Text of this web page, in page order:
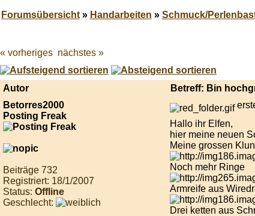
Forumsübersicht» Handarbeiten » Schmuck/
Best
online
live
casino
« vorheriges nächstes »
Autor
Betreff: Bin
Betorres2000
Posting Freak
Beiträge 732
Registriert: 18/1/2007
Status: Offline
Geschlecht:
Hallo ihr Elfen,
hier meine neuen
Meine grossen
Noch mehr Ringe
Armreife aus
Drei ketten aus